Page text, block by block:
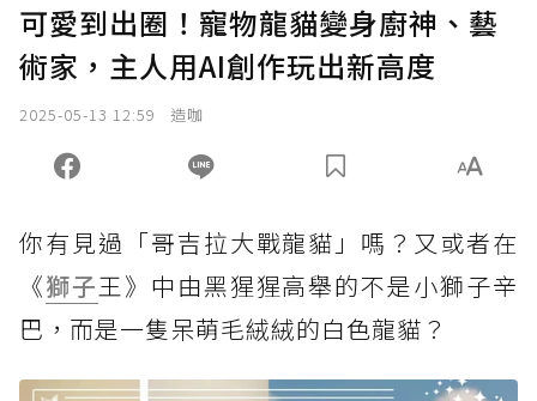
可愛到出圈！寵物龍貓變身廚神、藝
術家，主人用AI創作玩出新高度
2025-05-13 12:59 造咖
你有見過「哥吉拉大戰龍貓」嗎？又或者在
《獅子王》中由黑猩猩高舉的不是小獅子辛
巴，而是一隻呆萌毛絨絨的白色龍貓？